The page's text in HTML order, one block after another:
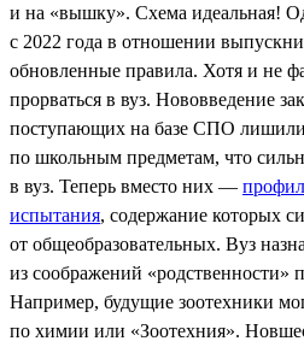
и на «вышку». Схема идеальная!
с 2022 года в отношении
обновленные правила. Хотя и не
прорваться в вуз. Нововведение
поступающих на базе СПО лишили
по школьным предметам, что
в вуз. Теперь вместо них —
испытания, содержание которых
от общеобразовательных. Вуз
из соображений «родственности»
Например, будущие зоотехники
по химии или «Зоотехния».